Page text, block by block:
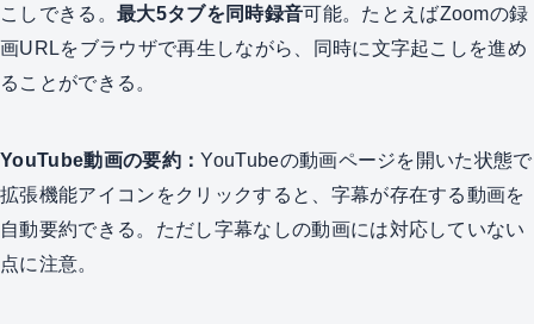
こしできる。 最大5タブを同時録音可能。たとえばZoomの録
画URLをブラウザで再生しながら、同時に文字起こしを進め
ることができる。
YouTube動画の要約：YouTubeの動画ページを開いた状態で
拡張機能アイコンをクリックすると、字幕が存在する動画を
自動要約できる。ただし字幕なしの動画には対応していない
点に注意。